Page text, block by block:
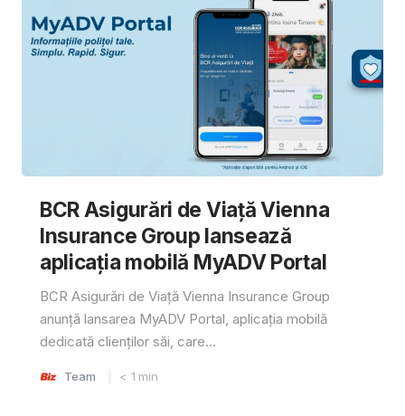
BCR Asigurări de Viață Vienna
Insurance Group lansează
aplicația mobilă MyADV Portal
BCR Asigurări de Viață Vienna Insurance Group
anunță lansarea MyADV Portal, aplicația mobilă
dedicată clienților săi, care...
Team < 1 min